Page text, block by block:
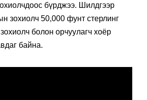
бүрджээ. Шилдгээр
зохиолч 50,000 фунт стерлинг
болон орчуулагч хоёр
байна.